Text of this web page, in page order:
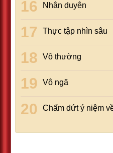
Nhân duyên
Thực tập nhìn sâu
Vô thường
Vô ngã
Chấm dứt ý niệm